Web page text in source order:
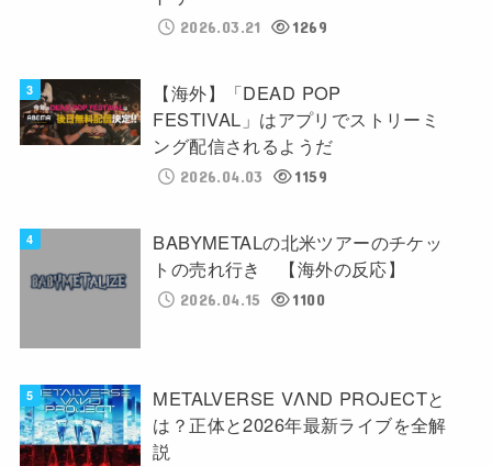
2026.03.21 1269
【海外】「DEAD POP
FESTIVAL」はアプリでストリーミ
ング配信されるようだ
2026.04.03 1159
BABYMETALの北米ツアーのチケッ
トの売れ行き 【海外の反応】
2026.04.15 1100
METALVERSE VΛND PROJECTと
は？正体と2026年最新ライブを全解
説